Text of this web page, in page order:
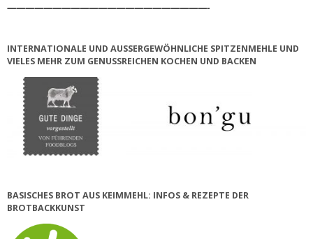
——————————————————————-
INTERNATIONALE UND AUSSERGEWÖHNLICHE SPITZENMEHLE UND V
IELES MEHR ZUM GENUSSREICHEN KOCHEN UND BACKEN
BASISCHES BROT AUS KEIMMEHL: INFOS & REZEPTE DER
BROTBACKKUNST